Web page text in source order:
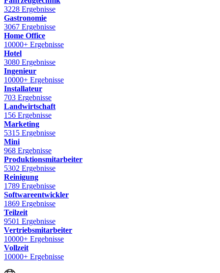
3228 Ergebnisse
Gastronomie
3067 Ergebnisse
Home Office
10000+ Ergebnisse
Hotel
3080 Ergebnisse
Ingenieur
10000+ Ergebnisse
Installateur
703 Ergebnisse
Landwirtschaft
156 Ergebnisse
Marketing
5315 Ergebnisse
Mini
968 Ergebnisse
Produktionsmitarbeiter
5302 Ergebnisse
Reinigung
1789 Ergebnisse
Softwareentwickler
1869 Ergebnisse
Teilzeit
9501 Ergebnisse
Vertriebsmitarbeiter
10000+ Ergebnisse
Vollzeit
10000+ Ergebnisse